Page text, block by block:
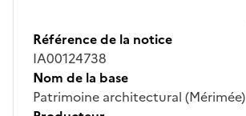
Référence de la notice
IA00124738
Nom de la base
Patrimoine architectural (Mérimée)